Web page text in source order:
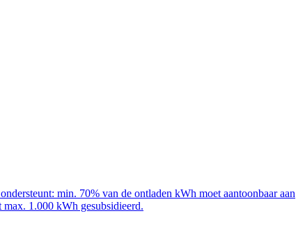
min. 70% van de ontladen kWh moet aantoonbaar aan
1.000 kWh gesubsidieerd.